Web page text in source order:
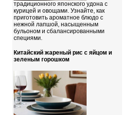
традиционного японского удона с
курицей и овощами. Узнайте, как
приготовить ароматное блюдо с
нежной лапшой, насыщенным
бульоном и сбалансированными
специями.
Китайский жареный рис с яйцом и
зеленым горошком